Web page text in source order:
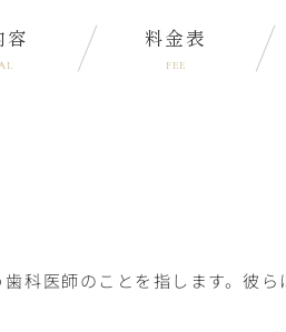
容 料金表
FEE
科医師のことを指します。彼ら